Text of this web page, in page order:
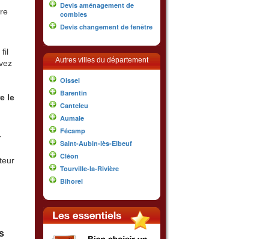
fil
le
Devis aménagement de
combles
Devis changement de fenêtre
Autres villes du département
Oissel
Barentin
Canteleu
Aumale
Fécamp
Saint-Aubin-lès-Elbeuf
Cléon
Tourville-la-Rivière
Bihorel